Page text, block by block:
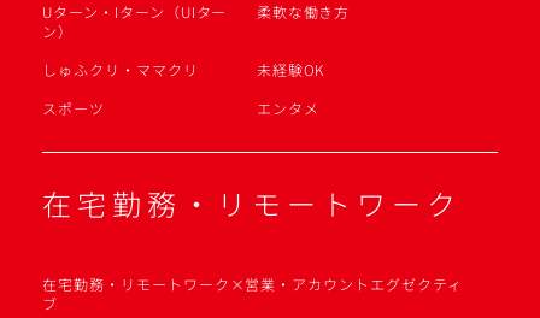
Uターン・Iターン（UIター
ン）
柔軟な働き方
しゅふクリ・ママクリ
未経験OK
スポーツ
エンタメ
在宅勤務・リモートワーク
在宅勤務・リモートワーク×営業・アカウントエグゼクティ
ブ